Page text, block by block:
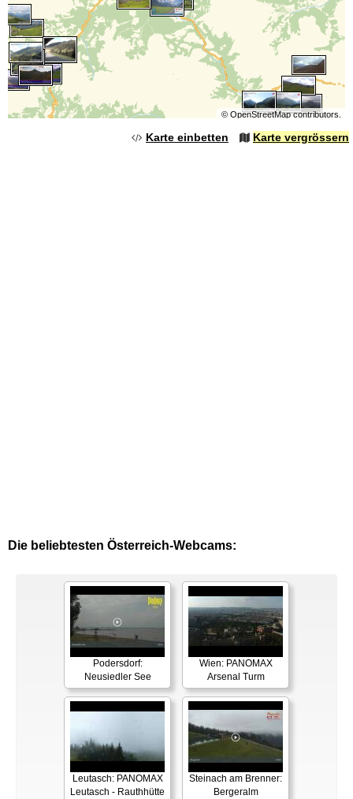
© OpenStreetMapcontributors.
Karte einbetten Karte vergrössern
Die beliebtesten Österreich-Webcams:
Podersdorf:
Neusiedler See
Wien: PANOMAX
Arsenal Turm
Leutasch: PANOMAX
Leutasch - Rauthhütte
Steinach am Brenner:
Bergeralm